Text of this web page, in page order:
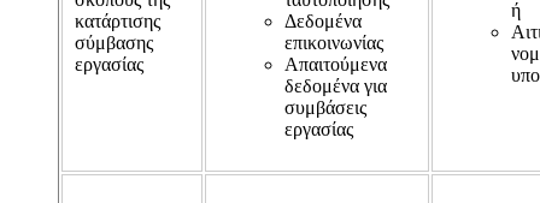
κατάρτισης
σύμβασης
εργασίας
Δεδομένα
επικοινωνίας
Απαιτούμενα
δεδομένα για
συμβάσεις
εργασίας
ή